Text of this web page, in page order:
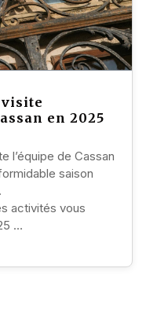
visite
en 2025
l’équipe de Cassan
saison
activités vous
…